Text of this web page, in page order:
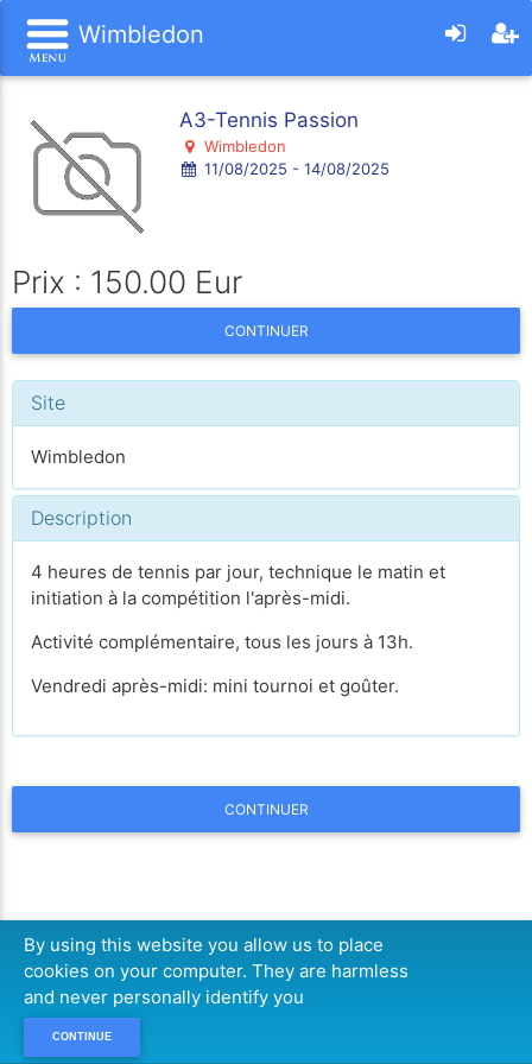
Wimbledon
A3-Tennis Passion
Wimbledon
11/08/2025 - 14/08/2025
Prix : 150.00 Eur
CONTINUER
Site
Wimbledon
Description
4 heures de tennis par jour, technique le matin et
initiation à la compétition l'après-midi.
Activité complémentaire, tous les jours à 13h.
Vendredi après-midi: mini tournoi et goûter.
CONTINUER
By using this website you allow us to place
cookies on your computer. They are harmless
and never personally identify you
CONTINUE